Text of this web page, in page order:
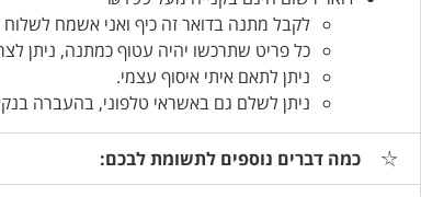
לקבל מתנה בדואר זה כיף ואני אשמח
כל פריט שתרכשו יהיה עטוף כמתנה, ניתן
ניתן לתאם איתי איסוף עצמי.
ניתן לשלם גם באשראי טלפוני, בהעברה
כמה דברים נוספים לתשומת לבכם: